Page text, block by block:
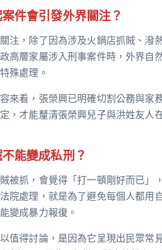
件會引發外界關注？
注，除了因為涉及火鍋店抓賊、潑
高層家屬涉入刑事案件時，外界自
殊處理。
來看，張榮興已明確切割公務與家
，才能釐清張榮興兒子與洪姓友人
能變成私刑？
被抓，會覺得「打一頓剛好而已」
院處理，就是為了避免每個人都用
變成暴力報復。
值得討論，是因為它呈現出民眾常